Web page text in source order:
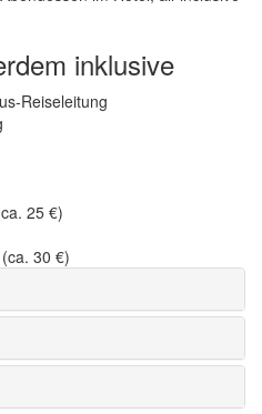
inklusive
Reiseleitung
25 €)
30 €)